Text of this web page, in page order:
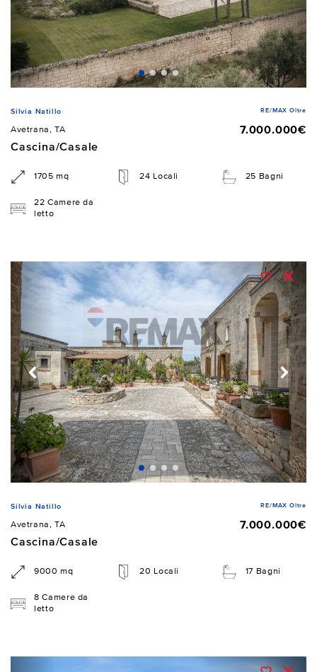
Silvia Natillo RE/MAX Oltre
Avetrana, TA
7.000.000€
Cascina/Casale
1705 mq 24 Locali 25 Bagni
22 Camere da
letto
Silvia Natillo RE/MAX Oltre
Avetrana, TA
7.000.000€
Cascina/Casale
9000 mq 20 Locali 17 Bagni
8 Camere da
letto